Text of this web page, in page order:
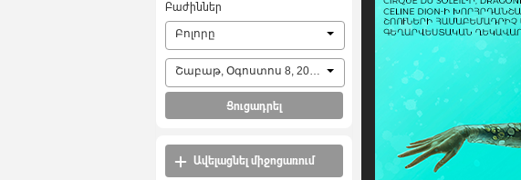
Բաժիններ
Բոլորը
Շաբաթ, Օգոստոս 8, 2026
Ցուցադրել
Ավելացնել միջոցառում